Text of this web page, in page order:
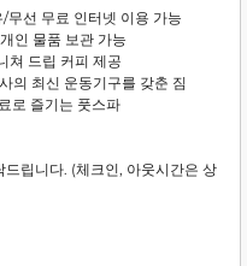
무선 무료 인터넷 이용 가능
인 물품 보관 가능
쳐 드립 커피 제공
최신 운동기구를 갖춘 짐
로 즐기는 풋스파
립니다. (체크인, 아웃시간은 상